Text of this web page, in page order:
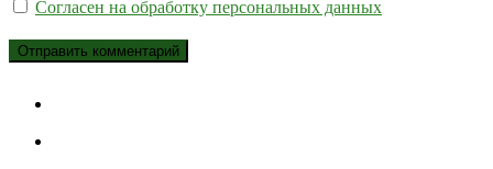
Согласен на обработку персональных данных